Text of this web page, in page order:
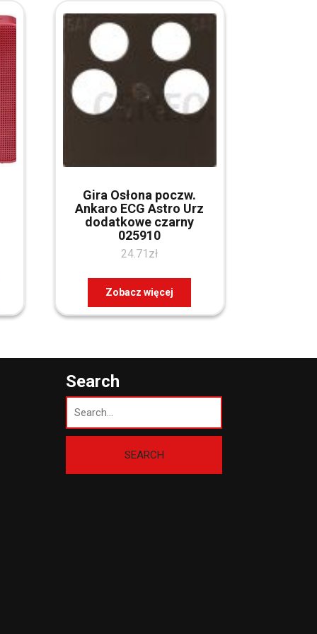
Gira Osłona poczw.
Ankaro ECG Astro Urz
dodatkowe czarny
025910
24.71 zł
Zobacz więcej
Search